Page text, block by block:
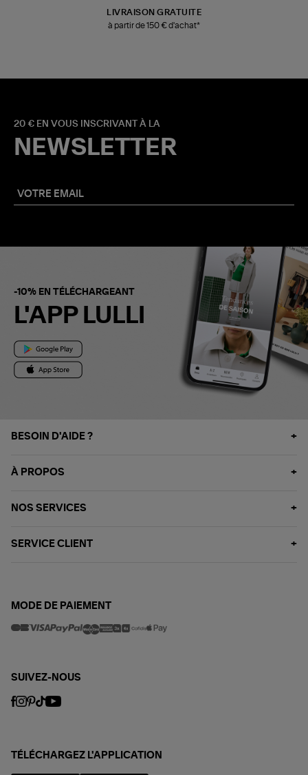
LIVRAISON GRATUITE
à partir de 150 € d'achat*
20 € EN VOUS INSCRIVANT À LA
NEWSLETTER
-10% EN TÉLÉCHARGEANT
L'APP LULLI
BESOIN D'AIDE ?
À PROPOS
NOS SERVICES
SERVICE CLIENT
MODE DE PAIEMENT
SUIVEZ-NOUS
TÉLÉCHARGEZ L'APPLICATION